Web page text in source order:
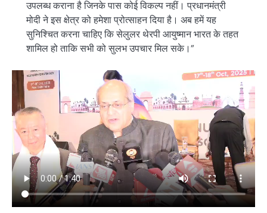
उपलब्ध कराना है जिनके पास कोई विकल्प नहीं। प्रधानमंत्री
मोदी ने इस क्षेत्र को हमेशा प्रोत्साहन दिया है। अब हमें यह
सुनिश्चित करना चाहिए कि सेलुलर थेरपी आयुष्मान भारत के तहत
शामिल हो ताकि सभी को सुलभ उपचार मिल सके।”